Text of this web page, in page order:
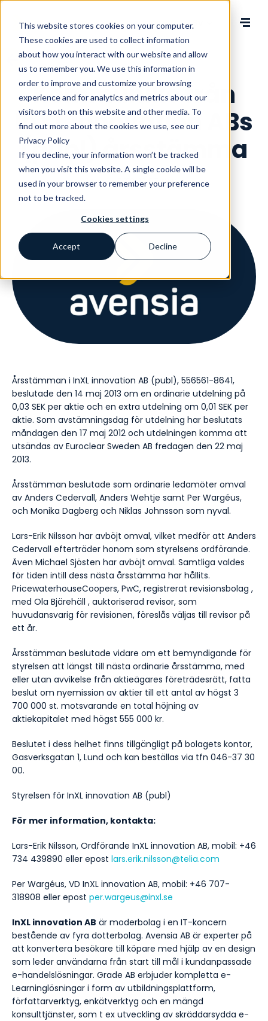
This website stores cookies on your computer.
These cookies are used to collect information
about how you interact with our website and allow
us to remember you. We use this information in
order to improve and customize your browsing
experience and for analytics and metrics about our
visitors both on this website and other media. To
find out more about the cookies we use, see our
Privacy Policy
If you decline, your information won’t be tracked
when you visit this website. A single cookie will be
used in your browser to remember your preference
not to be tracked.
Cookies settings
Accept Decline
Change language
Kommuniké från
InXL innovation ABs
(publ) årsstämma
14 maj, 2013, 16:57 CEST
Årsstämman i InXL innovation AB (publ), 556561-8641,
beslutade den 14 maj 2013 om en ordinarie utdelning på
0,03 SEK per aktie och en extra utdelning om 0,01 SEK per
aktie. Som avstämningsdag för utdelning har beslutats
måndagen den 17 maj 2012 och utdelningen komma att
utsändas av Euroclear Sweden AB fredagen den 22 maj
2013.
Årsstämman beslutade som ordinarie ledamöter omval
av Anders Cedervall, Anders Wehtje samt Per Wargéus,
och Monika Dagberg och Niklas Johnsson som nyval.
Lars-Erik Nilsson har avböjt omval, vilket medför att Anders
Cedervall efterträder honom som styrelsens ordförande.
Även Michael Sjösten har avböjt omval. Samtliga valdes
för tiden intill dess nästa årsstämma har hållits.
PricewaterhouseCoopers, PwC, registrerat revisionsbolag ,
med Ola Bjärehäll , auktoriserad revisor, som
huvudansvarig för revisionen, föreslås väljas till revisor på
ett år.
Årsstämman beslutade vidare om ett bemyndigande för
styrelsen att längst till nästa ordinarie årsstämma, med
eller utan avvikelse från aktieägares företrädesrätt, fatta
beslut om nyemission av aktier till ett antal av högst 3
700 000 st. motsvarande en total höjning av
aktiekapitalet med högst 555 000 kr.
Beslutet i dess helhet finns tillgängligt på bolagets kontor,
Gasverksgatan 1, Lund och kan beställas via tfn 046-37 30
00.
Styrelsen för InXL innovation AB (publ)
För mer information, kontakta:
Lars-Erik Nilsson, Ordförande InXL innovation AB, mobil: +46
734 439890 eller epost lars.erik.nilsson@telia.com
Per Wargéus, VD InXL innovation AB, mobil: +46 707-
318908 eller epost per.wargeus@inxl.se
InXL innovation AB är moderbolag i en IT-koncern
bestående av fyra dotterbolag. Avensia AB är experter på
att konvertera besökare till köpare med hjälp av en design
som leder användarna från start till mål i kundanpassade
e-handelslösningar. Grade AB erbjuder kompletta e-
Learninglösningar i form av utbildningsplattform,
författarverktyg, enkätverktyg och en mängd
konsulttjänster, som t ex utveckling av skräddarsydda e-